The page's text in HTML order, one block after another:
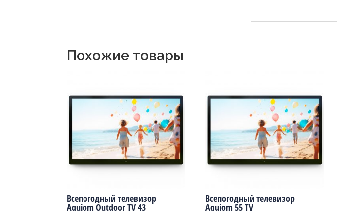
Похожие товары
Всепогодный телевизор
Aquiom Outdoor TV 43
Всепогодный телевизор
Aquiom 55 TV